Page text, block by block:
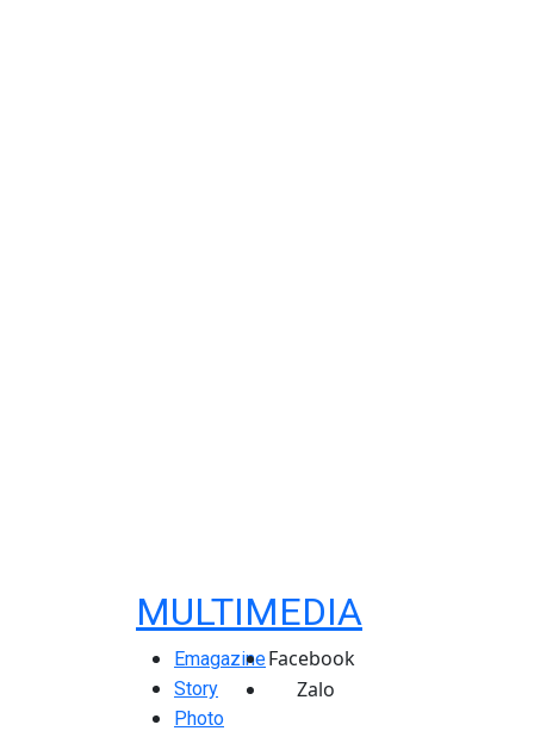
MULTIMEDIA
Emagazine
Story
Photo
Facebook
Zalo